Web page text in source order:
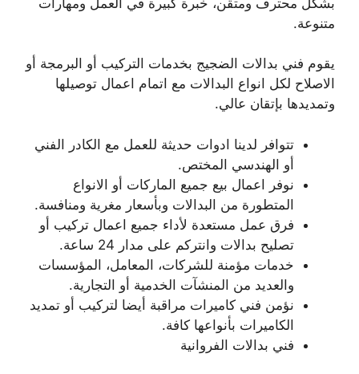
متنوعة.
يقوم فني بدالات الضجيج بخدمات التركيب أو البرمجة أو
الاصلاح لكل انواع البدالات مع اتمام اعمال توصيلها
وتمديدها بإتقان عالي.
تتوافر لدينا ادوات حديثة للعمل مع الكادر الفني
أو الهندسي المختص.
نوفر اعمال بيع جميع الماركات أو الانواع
المتطورة من البدالات وبأسعار مغرية ومنافسة.
فرق عمل مستعدة لأداء جميع اعمال تركيب أو
تصليح بدالات وانتركم على مدار 24 ساعة.
خدمات مؤمنة للشركات، المعامل، المؤسسات
والعديد من المنشآت الخدمية أو التجارية.
نؤمن فني كاميرات مراقبة أيضا لتركيب أو تمديد
الكاميرات بأنواعها كافة.
فني بدالات الفروانية